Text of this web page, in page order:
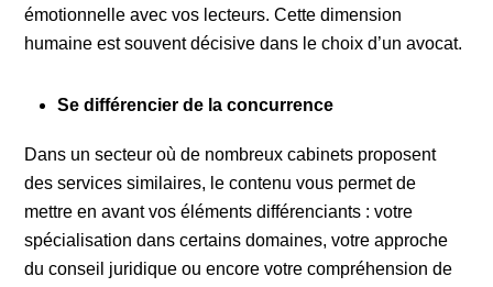
émotionnelle avec vos lecteurs. Cette dimension
humaine est souvent décisive dans le choix d’un avocat.
Se différencier de la concurrence
Dans un secteur où de nombreux cabinets proposent
des services similaires, le contenu vous permet de
mettre en avant vos éléments différenciants : votre
spécialisation dans certains domaines, votre approche
du conseil juridique ou encore votre compréhension de